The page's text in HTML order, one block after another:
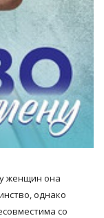
женщин она
однако
со